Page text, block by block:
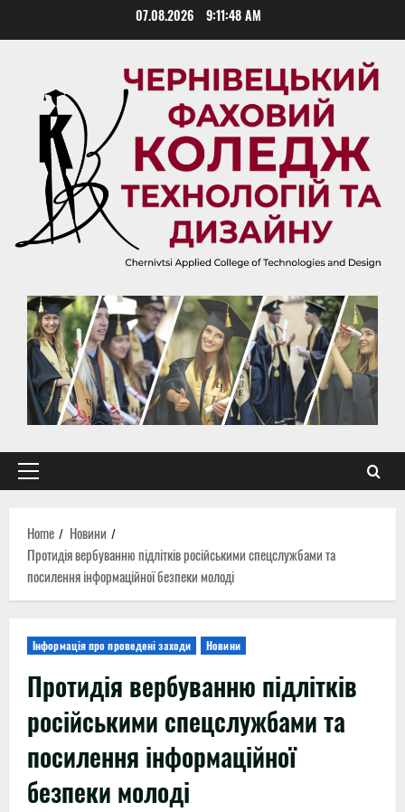
07.08.2026 9:11:49 AM
Primary
Home
Новини
Протидія вербуванню підлітків російськими спецслужбами та
посилення інформаційної безпеки молоді
Інформація про проведені заходи Новини
Протидія вербуванню підлітків
російськими спецслужбами та
посилення інформаційної
безпеки молоді